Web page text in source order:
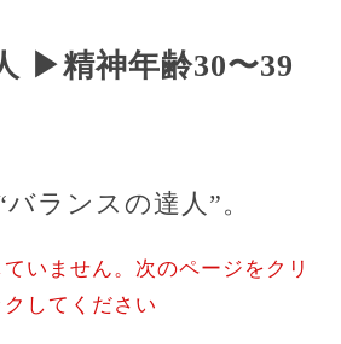
▶︎精神年齢30〜39
ランスの達人”。
いません。次のページをクリ
クしてください